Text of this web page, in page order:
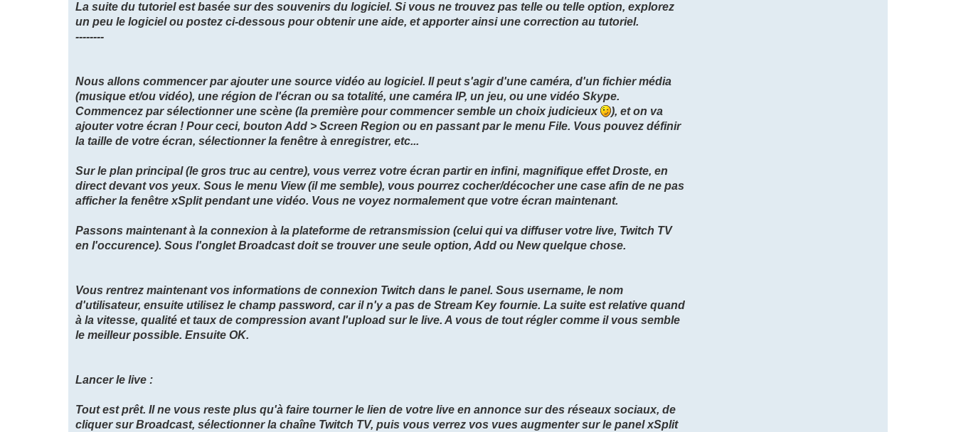
La suite du tutoriel est basée sur des souvenirs du logiciel. Si vous ne trouvez pas telle ou telle option, explorez
un peu le logiciel ou postez ci-dessous pour obtenir une aide, et apporter ainsi une correction au tutoriel.
--------
Nous allons commencer par ajouter une source vidéo au logiciel. Il peut s'agir d'une caméra, d'un fichier média
(musique et/ou vidéo), une région de l'écran ou sa totalité, une caméra IP, un jeu, ou une vidéo Skype.
Commencez par sélectionner une scène (la première pour commencer semble un choix judicieux
), et on va
ajouter votre écran ! Pour ceci, bouton Add > Screen Region ou en passant par le menu File. Vous pouvez définir
la taille de votre écran, sélectionner la fenêtre à enregistrer, etc...
Sur le plan principal (le gros truc au centre), vous verrez votre écran partir en infini, magnifique effet Droste, en
direct devant vos yeux. Sous le menu View (il me semble), vous pourrez cocher/décocher une case afin de ne pas
afficher la fenêtre xSplit pendant une vidéo. Vous ne voyez normalement que votre écran maintenant.
Passons maintenant à la connexion à la plateforme de retransmission (celui qui va diffuser votre live, Twitch TV
en l'occurence). Sous l'onglet Broadcast doit se trouver une seule option, Add ou New quelque chose.
Vous rentrez maintenant vos informations de connexion Twitch dans le panel. Sous username, le nom
d'utilisateur, ensuite utilisez le champ password, car il n'y a pas de Stream Key fournie. La suite est relative quand
à la vitesse, qualité et taux de compression avant l'upload sur le live. A vous de tout régler comme il vous semble
le meilleur possible. Ensuite OK.
Lancer le live :
Tout est prêt. Il ne vous reste plus qu'à faire tourner le lien de votre live en annonce sur des réseaux sociaux, de
cliquer sur Broadcast, sélectionner la chaîne Twitch TV, puis vous verrez vos vues augmenter sur le panel xSplit